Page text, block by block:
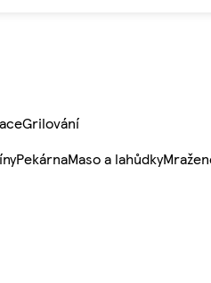
Grilování
PekárnaMaso a lahůdky